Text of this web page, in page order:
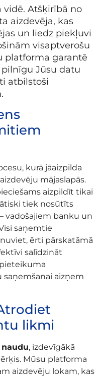
vidē. Atšķirībā no
aizdevēja, kas
un liedz piekļuvi
visaptverošu
platforma garantē
Jūsu datu
atbilstoši
kurā jāaizpilda
mājaslapās.
aizpildīt tikai
tiek nosūtīts
vadošajiem banku un
saņemtie
ērti pārskatāmā
salīdzināt
saņemšanai aizņem
likmi
, izdevīgākā
Mūsu platforma
aizdevēju lokam, kas